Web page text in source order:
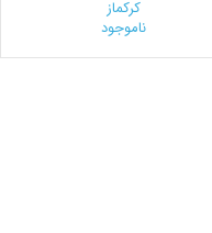
کرکماز
ناموجود